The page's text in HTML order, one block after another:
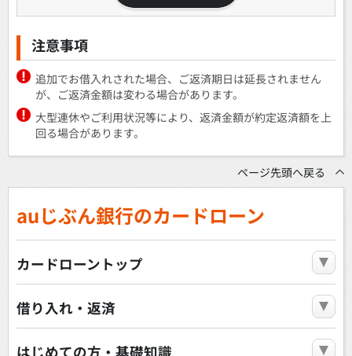
注意事項
追加でお借入れされた場合、ご返済期日は延長されません
が、ご返済金額は変わる場合があります。
大型連休やご利用状況等により、返済金額が約定返済額を上
回る場合があります。
ページ先頭へ戻る
auじぶん銀行のカードローン
カードローントップ
借り入れ・返済
はじめての方・基礎知識